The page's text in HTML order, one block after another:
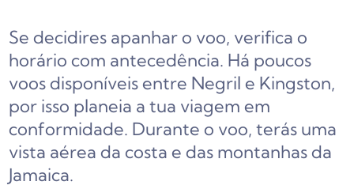
Se decidires apanhar o voo, verifica o
horário com antecedência. Há poucos
voos disponíveis entre Negril e Kingston,
por isso planeia a tua viagem em
conformidade. Durante o voo, terás uma
vista aérea da costa e das montanhas da
Jamaica.